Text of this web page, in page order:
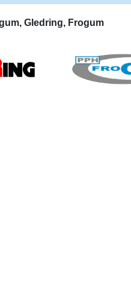
Gledring, Frogum